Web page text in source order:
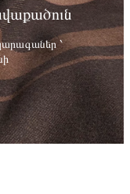
՝